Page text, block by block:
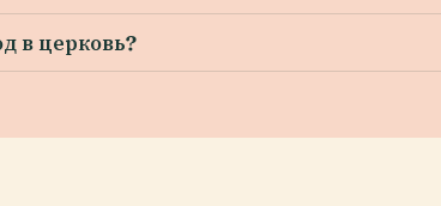
в церковь?